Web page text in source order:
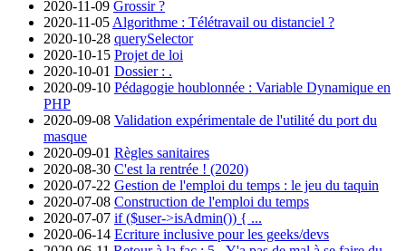
2020-11-09 Grossir ?
2020-11-05 Algorithme : Télétravail ou distanciel ?
2020-10-28 querySelector
2020-10-15 Projet de loi
2020-10-01 Dossier : .
2020-09-10 Pédagogie houblonnée : Variable Dynamique en
PHP
2020-09-08 Validation expérimentale de l'utilité du port du
masque
2020-09-01 Règles sanitaires
2020-08-30 C'est la rentrée ! (2020)
2020-07-22 Gestion de l'emploi du temps : le jeu du taquin
2020-07-08 Construction de l'emploi du temps
2020-07-07 if ($user->isAdmin()) { ...
2020-06-14 Ecriture inclusive pour les geeks/devs